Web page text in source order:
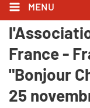
MENU
Public
France -
"Bonjour
25